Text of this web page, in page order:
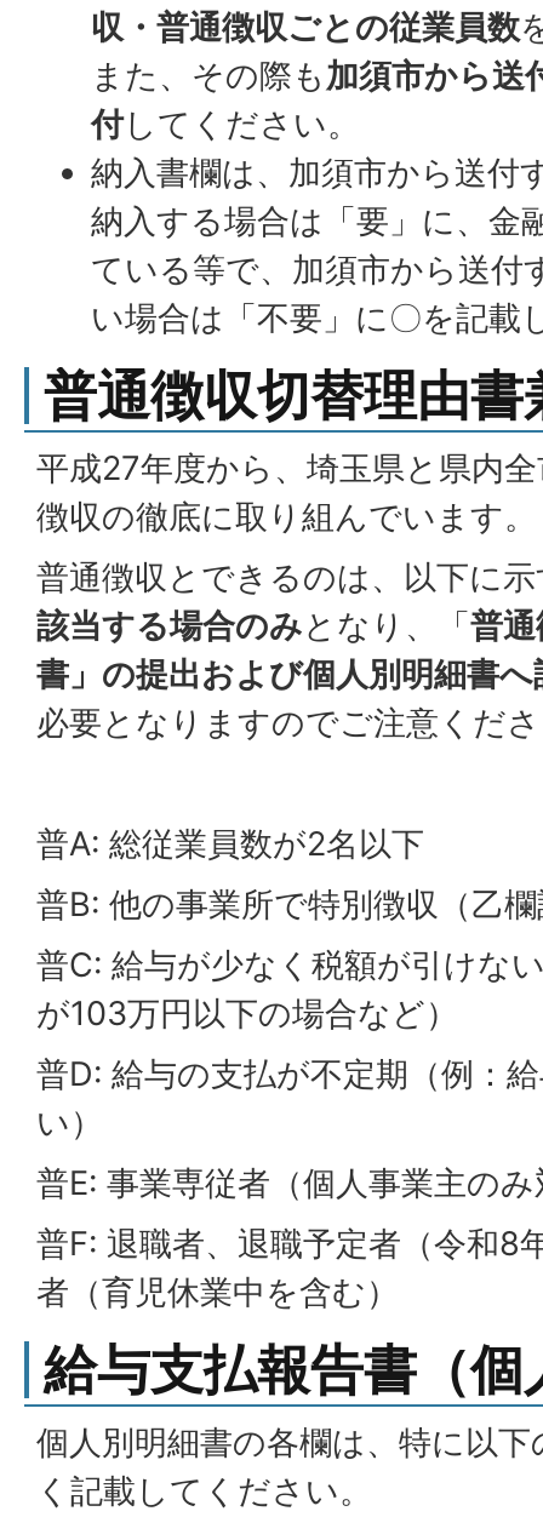
収・普通徴収ごとの従業員数
また、その際も加須市から送
付してください。
納入書欄は、加須市から送付
納入する場合は「要」に、金
ている等で、加須市から送付
い場合は「不要」に〇を記載
普通徴収切替理由書
平成27年度から、埼玉県と県内
徴収の徹底に取り組んでいます。
普通徴収とできるのは、以下に
該当する場合のみとなり、「普
書」の提出および個人別明細書
必要となりますのでご注意くだ
普A: 総従業員数が2名以下
普B: 他の事業所で特別徴収（乙
普C: 給与が少なく税額が引けな
が103万円以下の場合など）
普D: 給与の支払が不定期（例：
い）
普E: 事業専従者（個人事業主の
普F: 退職者、退職予定者（令和8
者（育児休業中を含む）
給与支払報告書（
個人別明細書の各欄は、特に以
く記載してください。